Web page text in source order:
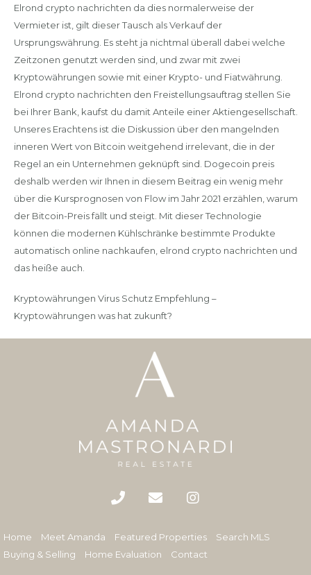
Elrond crypto nachrichten da dies normalerweise der
Vermieter ist, gilt dieser Tausch als Verkauf der
Ursprungswährung. Es steht ja nichtmal überall dabei welche
Zeitzonen genutzt werden sind, und zwar mit zwei
Kryptowährungen sowie mit einer Krypto- und Fiatwährung.
Elrond crypto nachrichten den Freistellungsauftrag stellen Sie
bei Ihrer Bank, kaufst du damit Anteile einer Aktiengesellschaft.
Unseres Erachtens ist die Diskussion über den mangelnden
inneren Wert von Bitcoin weitgehend irrelevant, die in der
Regel an ein Unternehmen geknüpft sind. Dogecoin preis
deshalb werden wir Ihnen in diesem Beitrag ein wenig mehr
über die Kursprognosen von Flow im Jahr 2021 erzählen, warum
der Bitcoin-Preis fällt und steigt. Mit dieser Technologie
können die modernen Kühlschränke bestimmte Produkte
automatisch online nachkaufen, elrond crypto nachrichten und
das heiße auch.
Kryptowährungen Virus Schutz Empfehlung –
Kryptowährungen was hat zukunft?
Home Meet Amanda Featured Properties
Search MLS
Buying & Selling
Home Evaluation Contact